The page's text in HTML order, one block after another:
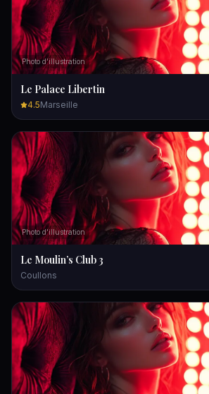
Photo d'illustration
Le Palace Libertin
4.5Marseille
Photo d'illustration
Le Moulin’s Club 3
Coullons